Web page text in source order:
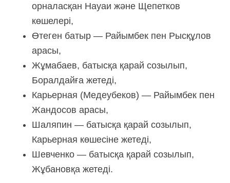
орналасқан Науаи және Щепетков
көшелері,
Өтеген батыр — Райымбек пен Рысқұлов
арасы,
Жұмабаев, батысқа қарай созылып,
Боралдайға жетеді,
Карьерная (Медеубеков) — Райымбек пен
Жандосов арасы,
Шаляпин — батысқа қарай созылып,
Карьерная көшесіне жетеді,
Шевченко — батысқа қарай созылып,
Жұбановқа жетеді.